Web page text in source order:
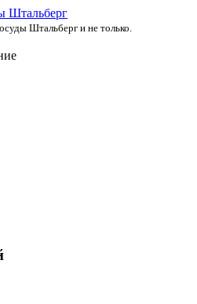
Штальберг и не только.